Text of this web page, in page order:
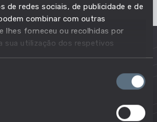
de redes sociais, de publicidade e de
combinar com outras
lhes forneceu ou recolhidas por
sua utilização dos respetivos
no dia-a-dia desta